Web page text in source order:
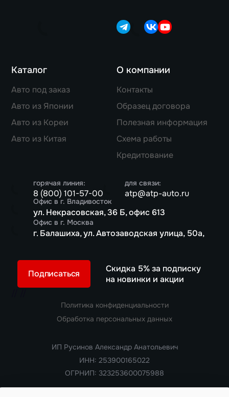
Каталог
Авто под заказ
Авто из Японии
Авто из Кореи
Авто из Китая
О компании
Контакты
Образец договора
Полезная информация
Схема работы
Кредитование
горячая линия:
8 (800) 101-57-00
для связи:
atp@atp-auto.ru
Офис в г. Владивосток
ул. Некрасовская, 36 Б, офис 613
Офис в г. Москва
г. Балашиха, ул. Автозаводская улица, 50а,
Скидка 5% за подписку
на новинки и акции
Подписаться
Политика конфиденциальности
Обработка персональных данных
ИП Русинов Александр Анатольевич
ИНН: 253900165022
ОГРНИП: 323253600075988